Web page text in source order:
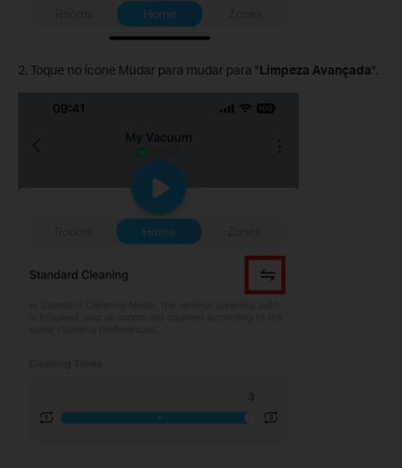
2. Toque no ícone Mudar para mudar para "Limpeza Avançada".